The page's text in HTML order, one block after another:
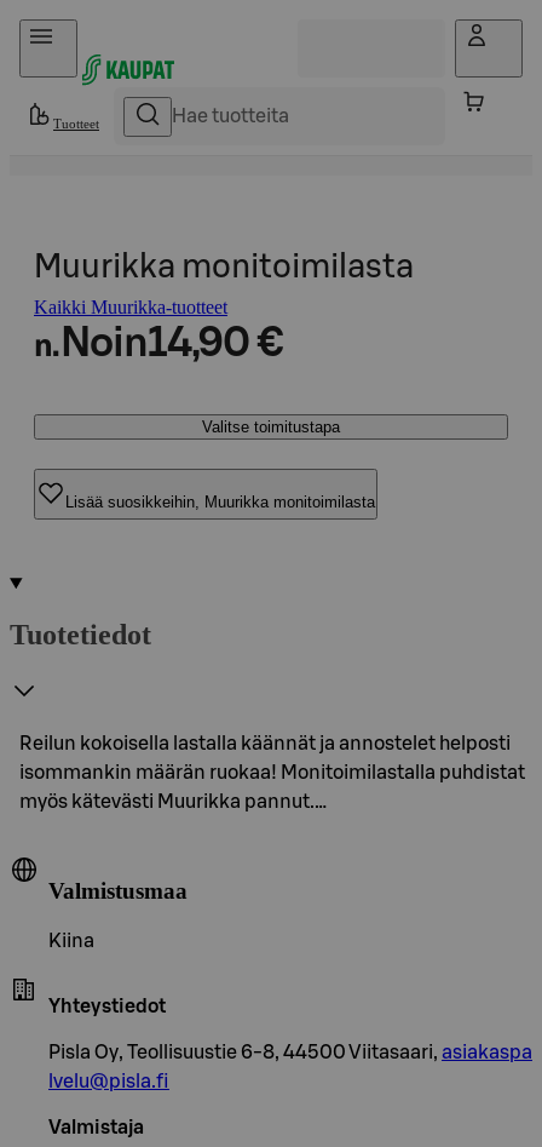
Hyppää sisältöön
Tuotteet
Muurikka monitoimilasta
Kaikki Muurikka-tuotteet
n. Noin14,90 €
Valitse toimitustapa
Lisää suosikkeihin, Muurikka monitoimilasta
Tuotetiedot
Reilun kokoisella lastalla käännät ja annostelet helposti
isommankin määrän ruokaa! Monitoimilastalla puhdistat
myös kätevästi Muurikka pannut.…
Valmistusmaa
Kiina
Yhteystiedot
Pisla Oy, Teollisuustie 6-8, 44500 Viitasaari, asiakaspa
lvelu@pisla.fi
Valmistaja